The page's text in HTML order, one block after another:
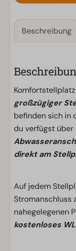
Beschreibung
großzügiger
befinden sich in
du verfügst über
direkt am
Auf jedem
Stromanschluss
nahegelegenen
kostenloses